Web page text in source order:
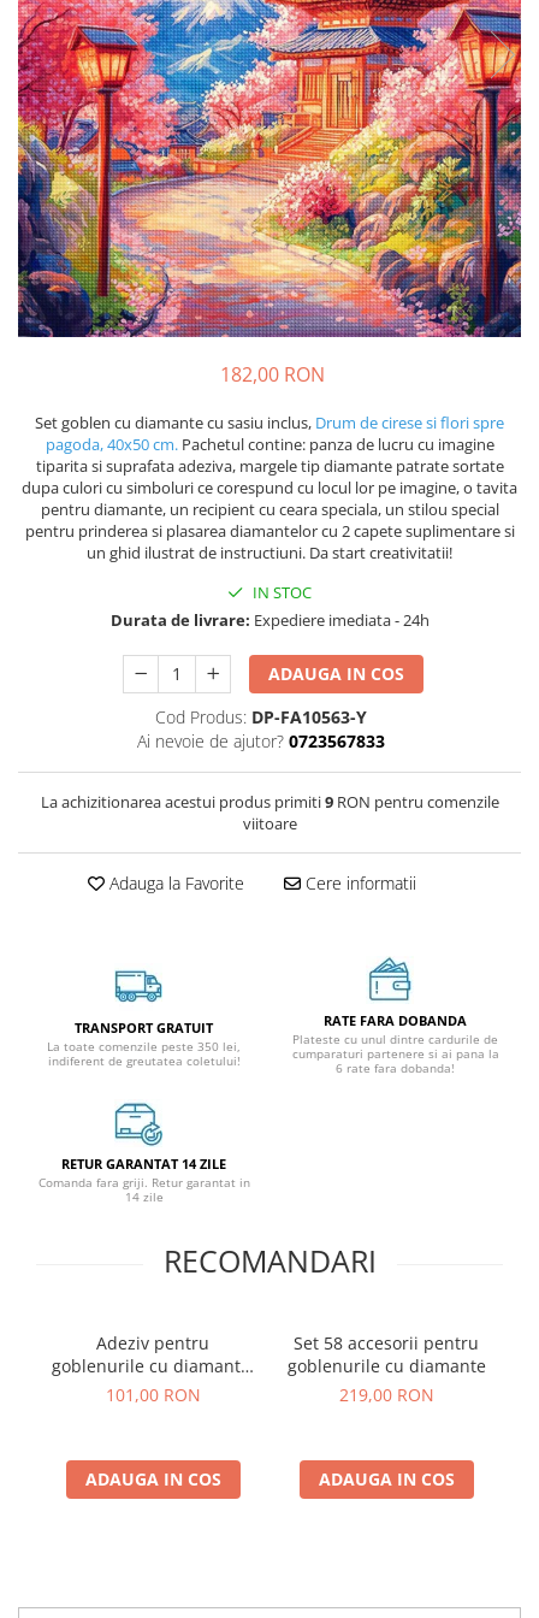
182,00 RON
Set goblen cu diamante cu sasiu inclus, Drum de cirese si flori spre
pagoda, 40x50 cm. Pachetul contine: panza de lucru cu imagine
tiparita si suprafata adeziva, margele tip diamante patrate sortate
dupa culori cu simboluri ce corespund cu locul lor pe imagine, o tavita
pentru diamante, un recipient cu ceara speciala, un stilou special
pentru prinderea si plasarea diamantelor cu 2 capete suplimentare si
un ghid ilustrat de instructiuni. Da start creativitatii!
IN STOC
Durata de livrare: Expediere imediata - 24h
ADAUGA IN COS
Cod Produs: DP-FA10563-Y
Ai nevoie de ajutor? 0723567833
La achizitionarea acestui produs primiti9RON pentru comenzile
viitoare
Adauga la Favorite Cere informatii
TRANSPORT GRATUIT
La toate comenzile peste 350 lei,
indiferent de greutatea coletului!
RATE FARA DOBANDA
Plateste cu unul dintre cardurile de
cumparaturi partenere si ai pana la
6 rate fara dobanda!
RETUR GARANTAT 14 ZILE
Comanda fara griji. Retur garantat in
14 zile
RECOMANDARI
Adeziv pentru
goblenurile cu diamante,
150 ml
101,00 RON
ADAUGA IN COS
Set 58 accesorii pentru
goblenurile cu diamante
219,00 RON
ADAUGA IN COS